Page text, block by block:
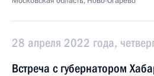
28 апреля 2022 года,
Встреча с губернатором